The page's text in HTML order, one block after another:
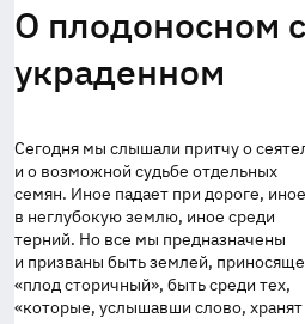
О плодоносном
украденном
Сегодня мы слышали притчу о
и о возможной судьбе отдельных
семян. Иное падает при дороге, иное
в неглубокую землю, иное среди
терний. Но все мы предназначены
и призваны быть землей,
«плод сторичный», быть среди тех,
«которые, услышавши слово,